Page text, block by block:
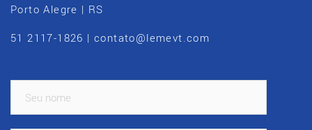
Porto Alegre | RS
51 2117-1826 | contato@lemevt.com